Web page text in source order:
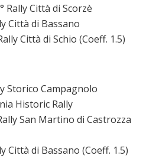
Rally Città di Scorzè
Città di Bassano
Città di Schio (Coeff. 1.5)
Storico Campagnolo
Historic Rally
San Martino di Castrozza
Città di Bassano (Coeff. 1.5)